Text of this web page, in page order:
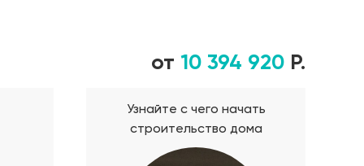
от 10 394 920 Р.
Узнайте с чего начать
строительство дома